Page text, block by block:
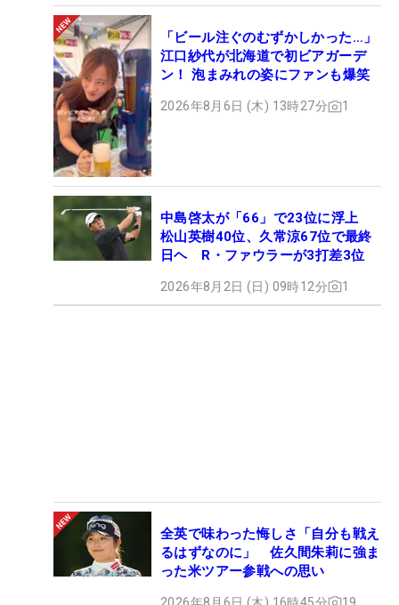
「ビール注ぐのむずかしかった…」
江口紗代が北海道で初ビアガーデ
ン！ 泡まみれの姿にファンも爆笑
2026年8月6日 (木) 13時27分 1
中島啓太が「66」で23位に浮上
松山英樹40位、久常涼67位で最終
日ヘ R・ファウラーが3打差3位
2026年8月2日 (日) 09時12分 1
全英で味わった悔しさ「自分も戦え
るはずなのに」 佐久間朱莉に強ま
った米ツアー参戦への思い